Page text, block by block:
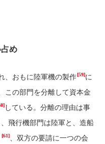
め
、おもに陸軍機の製作 [59]に
この部門を分離して資本金
している。分離の理由は事
飛行機部門は陸軍と、造船
[61]、双方の要請に一つの会